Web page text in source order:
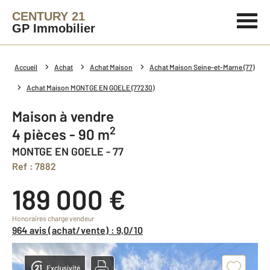
CENTURY 21
GP Immobilier
Accueil Achat Achat Maison Achat Maison Seine-et-Marne (77)
Achat Maison MONTGE EN GOELE (77230)
Maison à vendre
4 pièces - 90 m2
MONTGE EN GOELE - 77
Ref : 7882
189 000 €
Honoraires charge vendeur
964 avis (achat/vente) : 9,0/10
Exclusivité